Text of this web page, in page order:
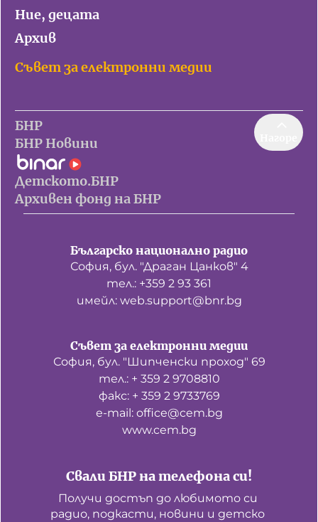
Ние, децата
Архив
Съвет за електронни медии
БНР
БНР Новини
Детското.БНР
Архивен фонд на БНР
Българско национално радио
София, бул. "Драган Цанков" 4
тел.: +359 2 93 361
имейл: web.support@bnr.bg
Свали БНР на телефона си!
Получи достъп до любимото си
радио, подкасти, новини и детско
Съвет за електронни медии
София, бул. "Шипченски проход" 69
тел.: + 359 2 9708810
факс: + 359 2 9733769
е-mail: office@cem.bg
www.cem.bg